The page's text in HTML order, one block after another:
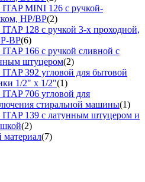
MINI 126 с ручкой-
НР/ВР(2)
128 с ручкой 3-х проходной,
ВР(6)
166 с ручкой сливной с
штуцером(2)
392 угловой для бытовой
1/2" х 1/2"(1)
706 угловой для
стиральной машины(1)
139 с латунным штуцером и
(2)
материал(7)